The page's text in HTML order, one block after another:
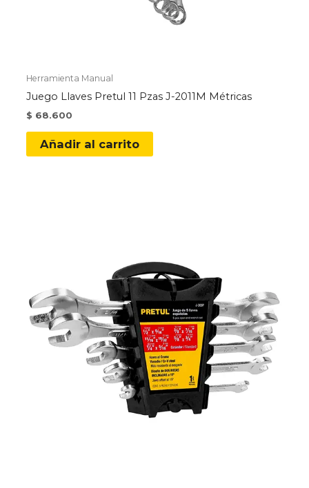
Herramienta Manual
Juego Llaves Pretul 11 Pzas J-2011M Métricas
$ 68.600
Añadir al carrito